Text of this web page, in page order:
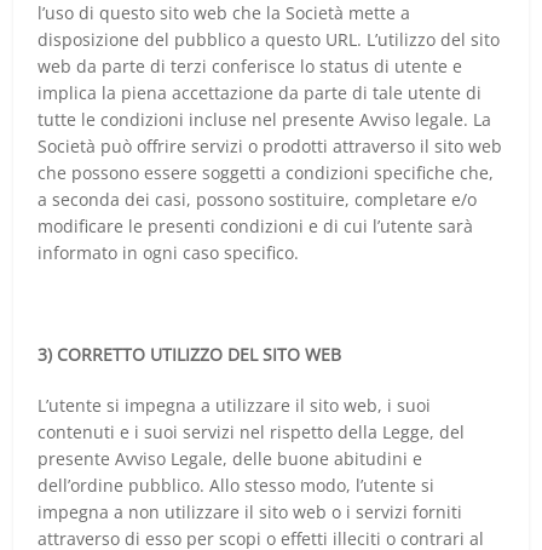
l’uso di questo sito web che la Società mette a
disposizione del pubblico a questo URL. L’utilizzo del sito
web da parte di terzi conferisce lo status di utente e
implica la piena accettazione da parte di tale utente di
tutte le condizioni incluse nel presente Avviso legale. La
Società può offrire servizi o prodotti attraverso il sito web
che possono essere soggetti a condizioni specifiche che,
a seconda dei casi, possono sostituire, completare e/o
modificare le presenti condizioni e di cui l’utente sarà
informato in ogni caso specifico.
3) CORRETTO UTILIZZO DEL SITO WEB
L’utente si impegna a utilizzare il sito web, i suoi
contenuti e i suoi servizi nel rispetto della Legge, del
presente Avviso Legale, delle buone abitudini e
dell’ordine pubblico. Allo stesso modo, l’utente si
impegna a non utilizzare il sito web o i servizi forniti
attraverso di esso per scopi o effetti illeciti o contrari al